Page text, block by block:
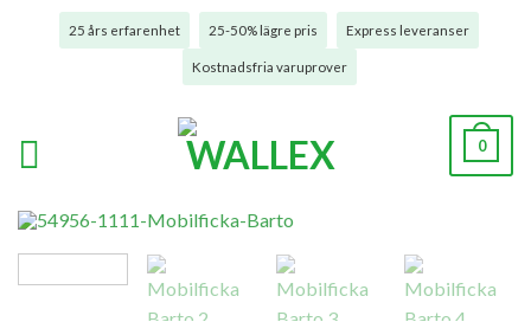
25 års erfarenhet 25-50% lägre pris Express leveranser
Kostnadsfria varuprover
0